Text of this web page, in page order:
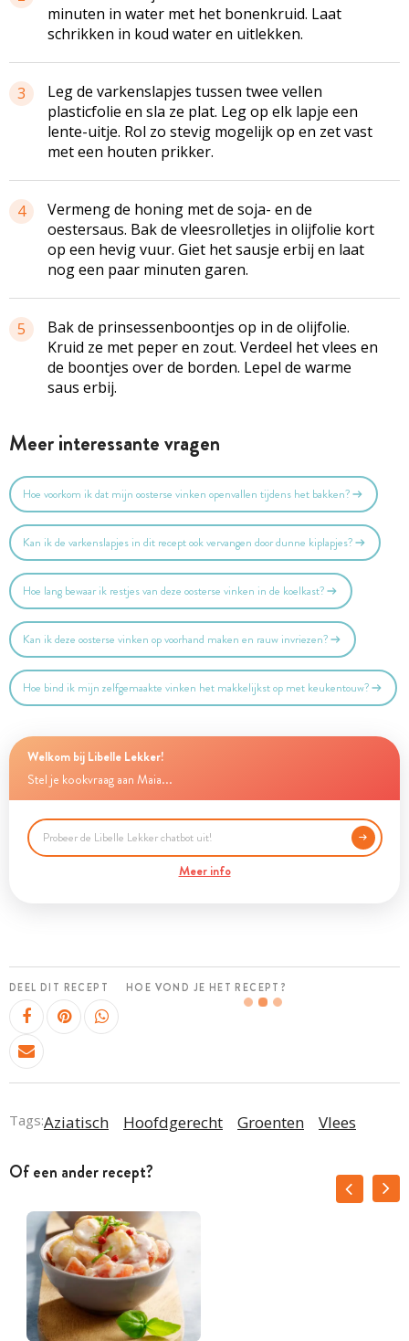
minuten in water met het bonenkruid. Laat
schrikken in koud water en uitlekken.
3
Leg de varkenslapjes tussen twee vellen
plasticfolie en sla ze plat. Leg op elk lapje een
lente-uitje. Rol zo stevig mogelijk op en zet vast
met een houten prikker.
4
Vermeng de honing met de soja- en de
oestersaus. Bak de vleesrolletjes in olijfolie kort
op een hevig vuur. Giet het sausje erbij en laat
nog een paar minuten garen.
5
Bak de prinsessenboontjes op in de olijfolie.
Kruid ze met peper en zout. Verdeel het vlees en
de boontjes over de borden. Lepel de warme
saus erbij.
Meer interessante vragen
Hoe voorkom ik dat mijn oosterse vinken openvallen tijdens het bakken?
Kan ik de varkenslapjes in dit recept ook vervangen door dunne kiplapjes?
Hoe lang bewaar ik restjes van deze oosterse vinken in de koelkast?
Kan ik deze oosterse vinken op voorhand maken en rauw invriezen?
Hoe bind ik mijn zelfgemaakte vinken het makkelijkst op met keukentouw?
Welkom bij Libelle Lekker!
Stel je kookvraag aan Maia...
Meer info
DEEL DIT RECEPT HOE VOND JE HET RECEPT?
Tags:Aziatisch Hoofdgerecht Groenten Vlees
Of een ander recept?